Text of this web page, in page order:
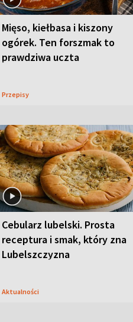
Mięso, kiełbasa i kiszony
ogórek. Ten forszmak to
prawdziwa uczta
Przepisy
Cebularz lubelski. Prosta
receptura i smak, który zna
Lubelszczyzna
Aktualności